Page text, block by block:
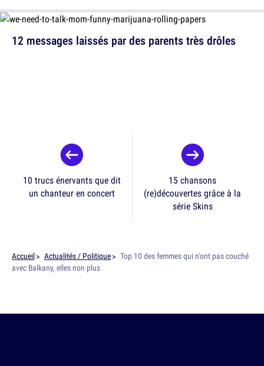
12 messages laissés par des parents très drôles
10 trucs énervants que dit
un chanteur en concert
15 chansons
(re)découvertes grâce à la
série Skins
Accueil Actualités / Politique
Top 10 des femmes qui n'ont pas couché
avec Balkany, elles non plus